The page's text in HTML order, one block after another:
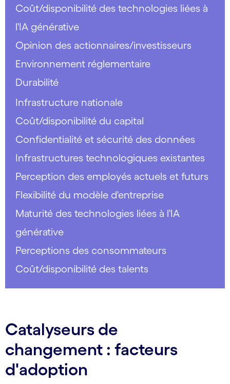
Coût/disponibilité des technologies liées à
l'IA générative
Opinion des actionnaires/investisseurs
Environnement réglementaire
Durabilité
Infrastructure nationale
Coût/disponibilité du capital
Confidentialité et sécurité des données
Infrastructures technologiques existantes
Perception des employés actuels et futurs
Flexibilité du modèle d'entreprise
Maturité des technologies liées à l'IA
générative
Perceptions des consommateurs
Coût/disponibilité des talents
Catalyseurs de
changement : facteurs
d'adoption